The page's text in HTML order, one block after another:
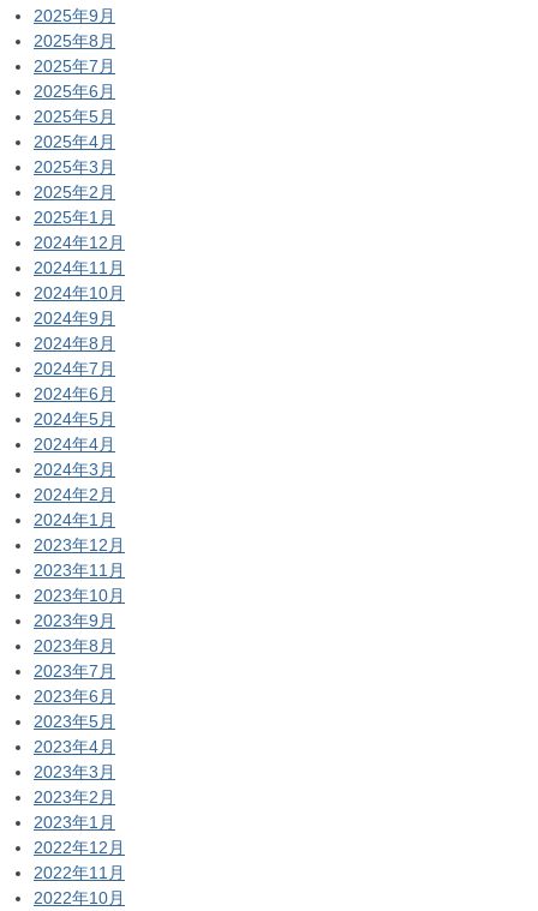
2025年9月
2025年8月
2025年7月
2025年6月
2025年5月
2025年4月
2025年3月
2025年2月
2025年1月
2024年12月
2024年11月
2024年10月
2024年9月
2024年8月
2024年7月
2024年6月
2024年5月
2024年4月
2024年3月
2024年2月
2024年1月
2023年12月
2023年11月
2023年10月
2023年9月
2023年8月
2023年7月
2023年6月
2023年5月
2023年4月
2023年3月
2023年2月
2023年1月
2022年12月
2022年11月
2022年10月